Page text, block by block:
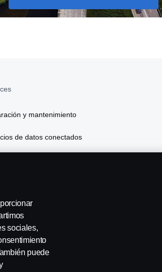
y mantenimiento
de datos conectados
sociales,
puede